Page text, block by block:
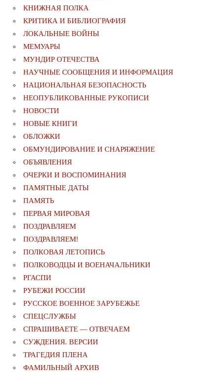
КНИЖНАЯ ПОЛКА
КРИТИКА И БИБЛИОГРАФИЯ
ЛОКАЛЬНЫЕ ВОЙНЫ
МЕМУАРЫ
МУНДИР ОТЕЧЕСТВА
НАУЧНЫЕ СООБЩЕНИЯ И ИНФОРМАЦИЯ
НАЦИОНАЛЬНАЯ БЕЗОПАСНОСТЬ
НЕОПУБЛИКОВАННЫЕ РУКОПИСИ
НОВОСТИ
НОВЫЕ КНИГИ
ОБЛОЖКИ
ОБМУНДИРОВАНИЕ И СНАРЯЖЕНИЕ
ОБЪЯВЛЕНИЯ
ОЧЕРКИ И ВОСПОМИНАНИЯ
ПАМЯТНЫЕ ДАТЫ
ПАМЯТЬ
ПЕРВАЯ МИРОВАЯ
ПОЗДРАВЛЯЕМ
ПОЗДРАВЛЯЕМ!
ПОЛКОВАЯ ЛЕТОПИСЬ
ПОЛКОВОДЦЫ И ВОЕНАЧАЛЬНИКИ
РГАСПИ
РУБЕЖИ РОССИИ
РУССКОЕ ВОЕННОЕ ЗАРУБЕЖЬЕ
СПЕЦСЛУЖБЫ
СПРАШИВАЕТЕ — ОТВЕЧАЕМ
СУЖДЕНИЯ. ВЕРСИИ
ТРАГЕДИЯ ПЛЕНА
ФАМИЛЬНЫЙ АРХИВ